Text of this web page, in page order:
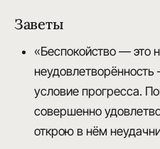
Заветы
«Беспокойство — это
условие прогресса.
совершенно
открою в нём